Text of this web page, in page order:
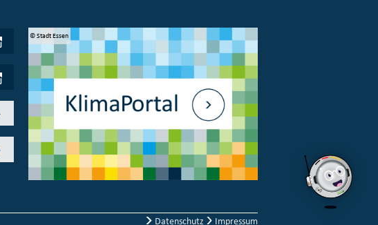
© Stadt Essen
Datenschutz Impressum